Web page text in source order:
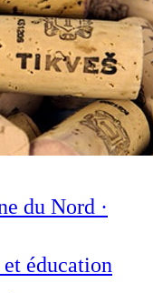
du Nord ·
éducation